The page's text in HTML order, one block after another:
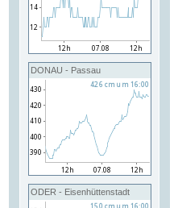
DONAU - Passau
ODER - Eisenhüttenstadt